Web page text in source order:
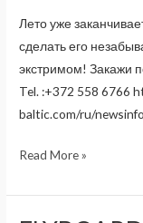
Лето уже
сделать его
экстримом! Закажи
Tel. :+372 558 6766
baltic.com/ru/
Успей
летом!
Read More »